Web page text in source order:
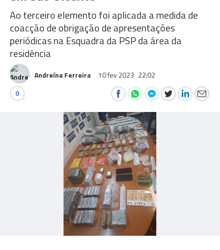
Ao terceiro elemento foi aplicada a medida de
coacção de obrigação de apresentações
periódicas na Esquadra da PSP da área da
residência
Andreína Ferreira 10 fev 2023 22:02
0